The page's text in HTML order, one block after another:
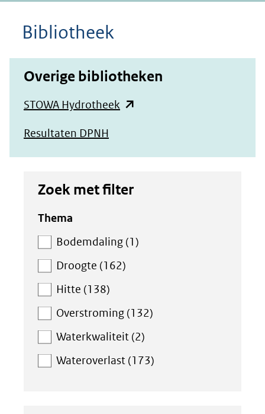
Bibliotheek
Overige bibliotheken
STOWA Hydrotheek (opent
venster)
naar
andere
Resultaten DPNH
Zoek met filter
Zoek
met
Thema
Bodemdaling (1)
Droogte (162)
Hitte (138)
Overstroming (132)
Waterkwaliteit (2)
Wateroverlast (173)